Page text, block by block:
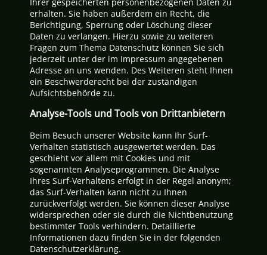
erhalten. Sie haben außerdem ein Recht, die
Berichtigung, Sperrung oder Löschung dieser
Daten zu verlangen. Hierzu sowie zu weiteren
Fragen zum Thema Datenschutz können Sie sich
jederzeit unter der im Impressum angegebenen
Adresse an uns wenden. Des Weiteren steht Ihnen
ein Beschwerderecht bei der zuständigen
Aufsichtsbehörde zu.
Analyse-Tools und Tools von Drittanbietern
Beim Besuch unserer Website kann Ihr Surf-
Verhalten statistisch ausgewertet werden. Das
geschieht vor allem mit Cookies und mit
sogenannten Analyseprogrammen. Die Analyse
Ihres Surf-Verhaltens erfolgt in der Regel anonym;
das Surf-Verhalten kann nicht zu Ihnen
zurückverfolgt werden. Sie können dieser Analyse
widersprechen oder sie durch die Nichtbenutzung
bestimmter Tools verhindern. Detaillierte
Informationen dazu finden Sie in der folgenden
Datenschutzerklärung.